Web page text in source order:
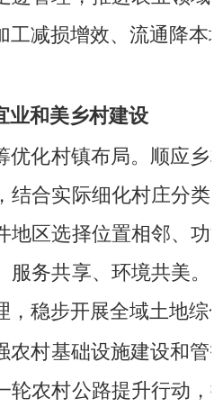
工减损增效、流通降本
业和美乡村建设
优化村镇布局。 顺应乡
结合实际细化村庄分
地区选择位置相邻、
服务共享、环境共美
，稳步开展全域土地综
农村基础设施建设和管
轮农村公路提升行动